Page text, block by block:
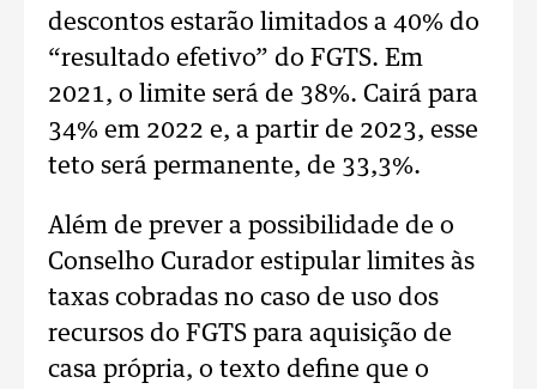
descontos estarão limitados a 40% do
“resultado efetivo” do FGTS. Em
2021, o limite será de 38%. Cairá para
34% em 2022 e, a partir de 2023, esse
teto será permanente, de 33,3%.
Além de prever a possibilidade de o
Conselho Curador estipular limites às
taxas cobradas no caso de uso dos
recursos do FGTS para aquisição de
casa própria, o texto define que o